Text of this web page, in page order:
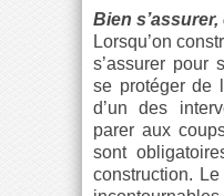
Bien s’assurer,
Lorsqu’on
s’assurer pour
se protéger de
d’un des
parer aux
sont
construction.